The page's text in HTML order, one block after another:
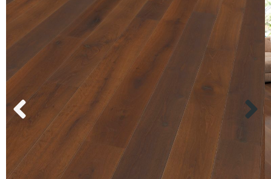
Produkte
Karriere
Kundenservice